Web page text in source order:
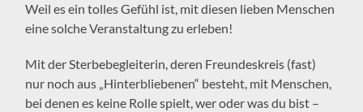
Weil es ein tolles Gefühl ist, mit diesen lieben Menschen
eine solche Veranstaltung zu erleben!
Mit der Sterbebegleiterin, deren Freundeskreis (fast)
nur noch aus „Hinterbliebenen“ besteht, mit Menschen,
bei denen es keine Rolle spielt, wer oder was du bist –